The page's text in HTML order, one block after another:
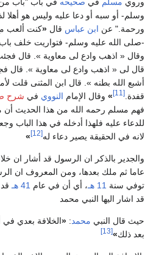
وسلم- أو سبه أو دعا عليه وليس هو أهلا
ورحمة." عن ابن عباس قال «كنت ألعب
-صلى الله عليه وسلم- فتواريت خلف
وقال « اذهب وادع لى معاوية ». قال
قال لى « اذهب وادع لى معاوية ». قال
أشبع الله بطنه ». قال ابن المثنى قلت
قفدة. [11]
» وقال الإمام النووي في شرح
فهم مسلم رحمه الله من هذا الحديث أن
للدعاء عليه فلهذا أدخله في هذا الباب
لانه في الحقيقة يصير دعاء له[12]
»
والجدير بالذكر ان الرسول قد أشار ان
عاما ثم ملك بعدها، ومن المعروف ان
توفي سنة 11 هـ ، أي أن في عام 41 هـ
قد اشار اليها النبي محمد
حيث قال النبي محمد:
«الخلافة بعدي
بعد ذلك»
[13]